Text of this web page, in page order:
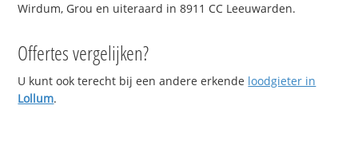
Wirdum, Grou en uiteraard in 8911 CC Leeuwarden.
Offertes vergelijken?
U kunt ook terecht bij een andere erkende loodgieter in
Lollum.